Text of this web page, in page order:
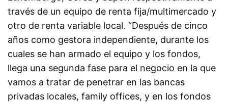
través de un equipo de renta fija/multimercado y
otro de renta variable local. “Después de cinco
años como gestora independiente, durante los
cuales se han armado el equipo y los fondos,
llega una segunda fase para el negocio en la que
vamos a tratar de penetrar en las bancas
privadas locales, family offices, y en los fondos